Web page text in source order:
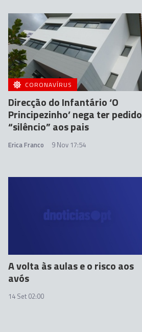
CORONAVÍRUS
Direcção do Infantário ‘O
Principezinho’ nega ter pedido
“silêncio” aos pais
Erica Franco 9 Nov 17:54
A volta às aulas e o risco aos
avós
14 Set 02:00